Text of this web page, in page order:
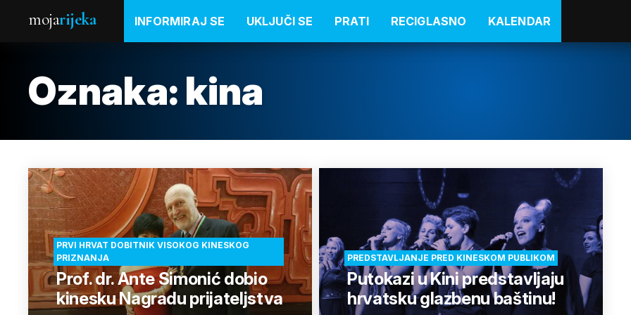
mojarijeka INFORMIRAJ SE UKLJUČI SE PRATI RECIGLASNO KALENDAR
Oznaka: kina
PRVI HRVAT DOBITNIK VISOKOG KINESKOG
PRIZNANJA
Prof. dr. Ante Simonić dobio
kinesku Nagradu prijateljstva
PREDSTAVLJANJE PRED KINESKOM PUBLIKOM
Putokazi u Kini predstavljaju
hrvatsku glazbenu baštinu!